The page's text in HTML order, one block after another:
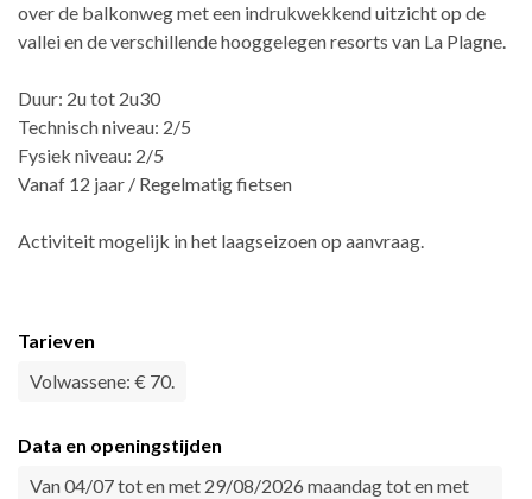
over de balkonweg met een indrukwekkend uitzicht op de
vallei en de verschillende hooggelegen resorts van La Plagne.
Duur: 2u tot 2u30
Technisch niveau: 2/5
Fysiek niveau: 2/5
Vanaf 12 jaar / Regelmatig fietsen
Activiteit mogelijk in het laagseizoen op aanvraag.
Tarieven
Volwassene: € 70.
Data en openingstijden
Van 04/07 tot en met 29/08/2026 maandag tot en met